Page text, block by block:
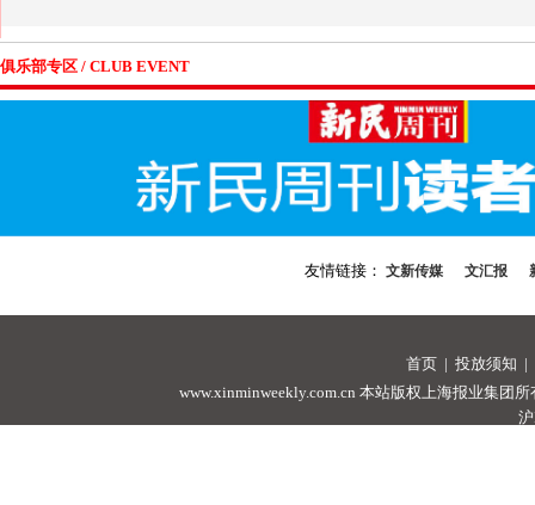
俱乐部专区 / CLUB EVENT
友情链接： 文新传媒 文汇报
首页 | 投放须知 |
www.xinminweekly.com.cn 本站版权上海报业集团所